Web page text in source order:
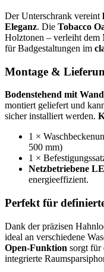
Der Unterschrank vereint
Eleganz. Die Tobacco
Holztonen – verleiht dem
für Badgestaltungen im
Montage &
Bodenstehend mit
montiert geliefert und
sicher installiert werden.
1 ×
500 mm)
1 ×
Netzbetriebene
energieeffizient.
Perfekt für
Dank der präzisen
ideal an verschiedene
Open-Funktion sorgt für
integrierte